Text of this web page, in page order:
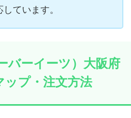
ています。
バーイーツ）大阪府
ップ・注文方法